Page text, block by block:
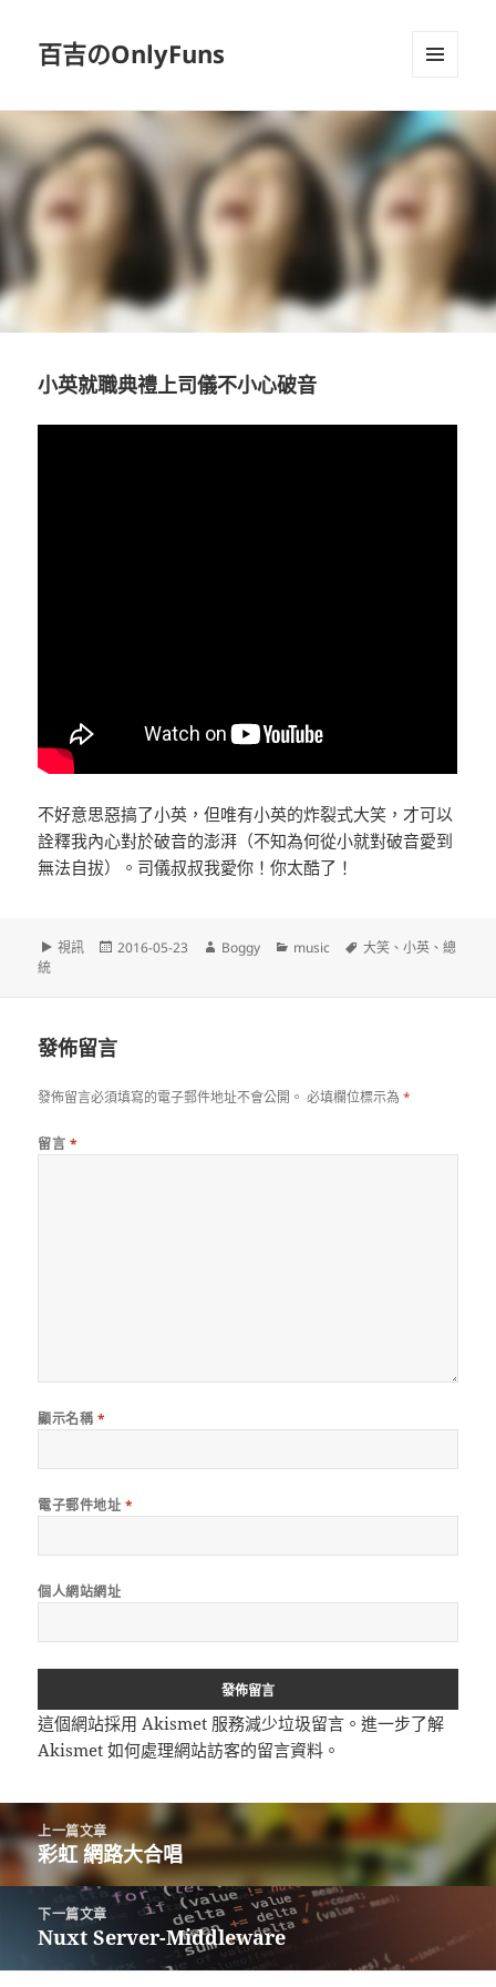
百吉のOnlyFuns
小工具
小英就職典禮上司儀不小心破音
不好意思惡搞了小英，但唯有小英的炸裂式大笑，才可以
詮釋我內心對於破音的澎湃（不知為何從小就對破音愛到
無法自拔）。司儀叔叔我愛你！你太酷了！
文
視訊
發
2016-05-23
作
Boggy
分
music
標
大笑 、小英 、總
統
發佈留言
發佈留言必須填寫的電子郵件地址不會公開。 必填欄位標示為*
留言 *
顯示名稱 *
電子郵件地址 *
個人網站網址
這個網站採用 Akismet 服務減少垃圾留言。進一步了解
Akismet 如何處理網站訪客的留言資料 。
文
章
導
上一篇文章
上
篇
文
彩虹 網路大合唱
下一篇文章
下
Nuxt Server-Middleware